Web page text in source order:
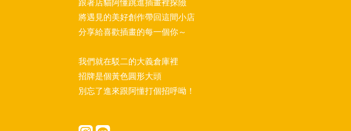
跟著店貓阿懂跳進插畫裡探險
將遇見的美好創作帶回這間小店
分享給喜歡插畫的每一個你～
我們就在駁二的大義倉庫裡
招牌是個黃色圓形大頭
別忘了進來跟阿懂打個招呼呦！